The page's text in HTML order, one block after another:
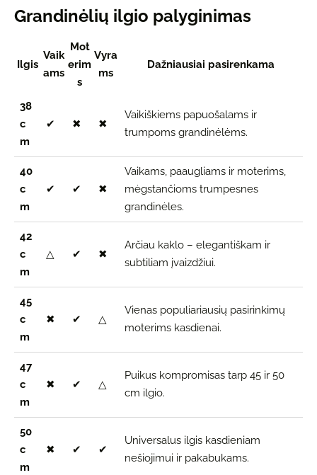
Grandinėlių ilgio palyginimas
Ilgis
Vaik
ams
Mot
erim
s
Vyra
ms
Dažniausiai pasirenkama
38
c
m
✔ ✖ ✖
Vaikiškiems papuošalams ir
trumpoms grandinėlėms.
40
c
m
✔ ✔ ✖
Vaikams, paaugliams ir moterims,
mėgstančioms trumpesnes
grandinėles.
42
c
m
△ ✔ ✖
Arčiau kaklo – elegantiškam ir
subtiliam įvaizdžiui.
45
c
m
✖ ✔ △
Vienas populiariausių pasirinkimų
moterims kasdienai.
47
c
m
✖ ✔ △
Puikus kompromisas tarp 45 ir 50
cm ilgio.
50
c
m
✖ ✔ ✔
Universalus ilgis kasdieniam
nešiojimui ir pakabukams.